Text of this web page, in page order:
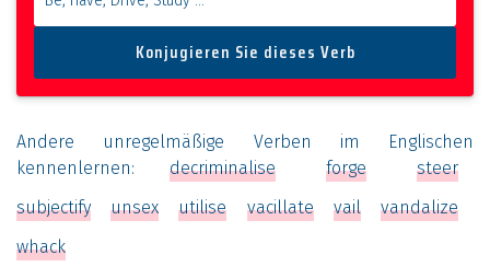
Andere unregelmäßige Verben im Englischen
kennenlernen: decriminalise forge
steer
subjectify
unsex utilise vacillate vail
vandalize
whack